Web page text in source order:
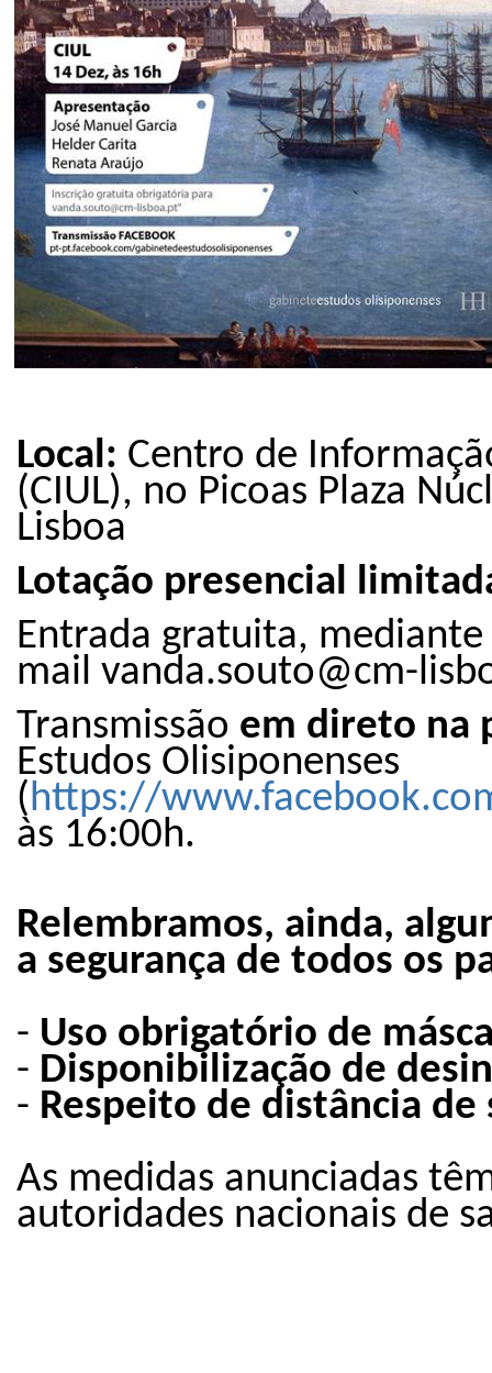
Local: Centro de
(CIUL), no Picoas Plaza
Lisboa
Lotação presencial
Entrada gratuita, mediante
mail vanda.souto@cm-
Transmissão em direto na
Estudos Olisiponenses
(https://
às 16:00h.​
Relembramos, ainda,
a segurança de todos os
- Uso obrigatório de
- Disponibilização de
- Respeito de distância de
As medidas anunciadas
autoridades nacionais de